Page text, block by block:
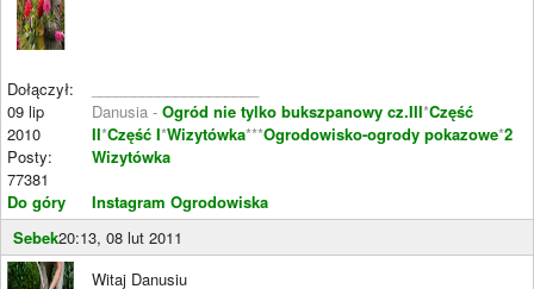
Dołączył:
09 lip
2010
Posty:
77381
Do góry
Danusia - Ogród nie tylko bukszpanowy cz.III*Część
II*Część I*Wizytówka***Ogrodowisko-ogrody pokazowe*2
Wizytówka
Instagram Ogrodowiska
Sebek20:13, 08 lut 2011
Witaj Danusiu